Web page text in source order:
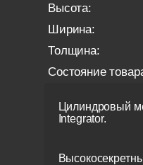
Высота:
Ширина:
Толщина:
Состояние
Цилиндровый
Integrator.